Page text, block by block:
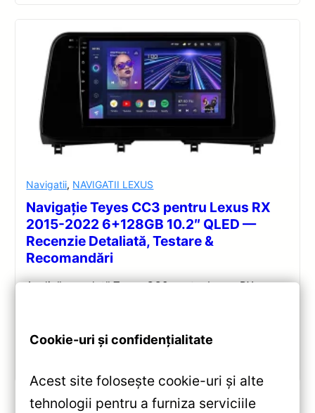
Navigatii, NAVIGATII LEXUS
Navigație Teyes CC3 pentru Lexus RX
2015-2022 6+128GB 10.2″ QLED —
Recenzie Detaliată, Testare &
Recomandări
Analiză completă Teyes CC3 pentru Lexus RX:
Cookie-uri și confidențialitate
Acest site folosește cookie-uri și alte
tehnologii pentru a furniza serviciile